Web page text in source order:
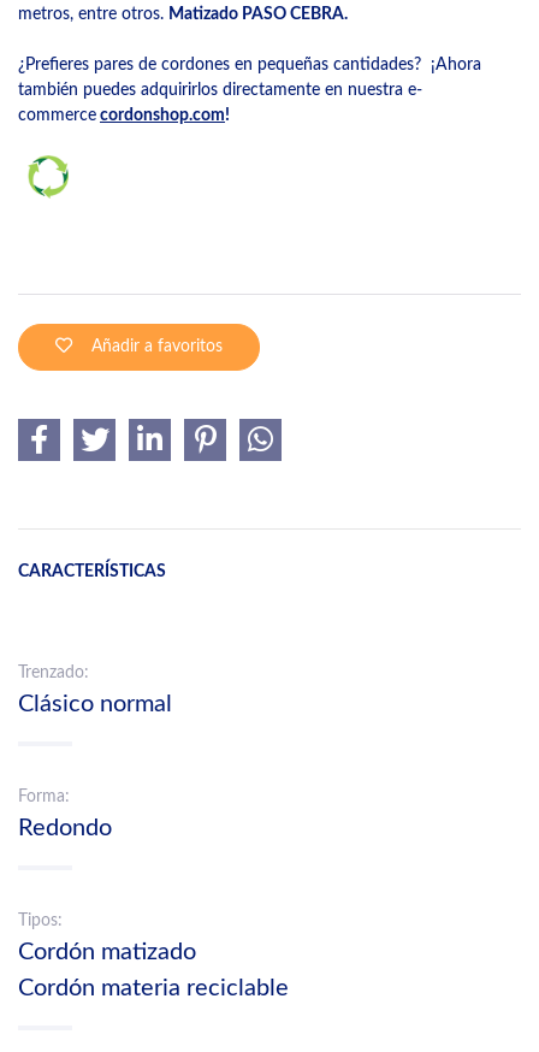
metros, entre otros. Matizado PASO CEBRA.
¿Prefieres pares de cordones en pequeñas cantidades? ¡Ahora
también puedes adquirirlos directamente en nuestra e-
commerce cordonshop.com!
Añadir a favoritos
CARACTERÍSTICAS
Trenzado:
Clásico normal
Forma:
Redondo
Tipos:
Cordón matizado
Cordón materia reciclable